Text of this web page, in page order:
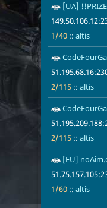
[UA]
1/40 :: altis
2/115 :: altis
2/115 :: altis
[EU]
1/60 :: altis